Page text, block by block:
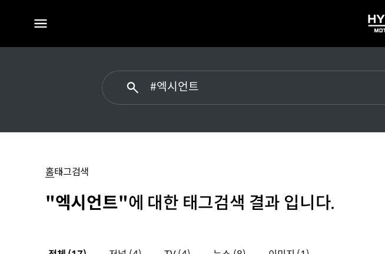
전체
홈태그검색
"엑시언트"에 대한 태그검색 결과 입니다.